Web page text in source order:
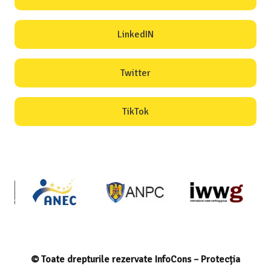
LinkedIN
Twitter
TikTok
© Toate drepturile rezervate InfoCons – Protecția